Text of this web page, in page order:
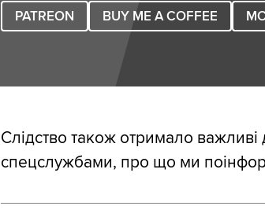
PATREON BUY ME A COFFEE
Слідство також отримало важливі
спецслужбами, про що ми